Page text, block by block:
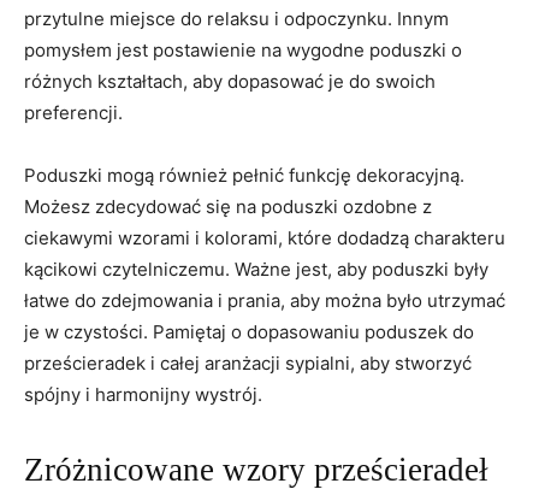
przytulne miejsce do relaksu i odpoczynku. Innym
pomysłem jest postawienie na⁢ wygodne poduszki o
różnych kształtach, aby ⁢dopasować je do swoich
preferencji.
Poduszki mogą również ⁣pełnić⁢ funkcję dekoracyjną.
Możesz zdecydować się ⁣na poduszki ozdobne z
ciekawymi wzorami i kolorami, które dodadzą charakteru⁣
kącikowi czytelniczemu. Ważne jest, aby poduszki‌ były
łatwe do zdejmowania i prania, aby można było utrzymać
je w czystości. Pamiętaj o dopasowaniu poduszek do
prześcieradek​ i całej aranżacji sypialni, aby stworzyć
spójny i harmonijny wystrój.
Zróżnicowane wzory prześcieradeł